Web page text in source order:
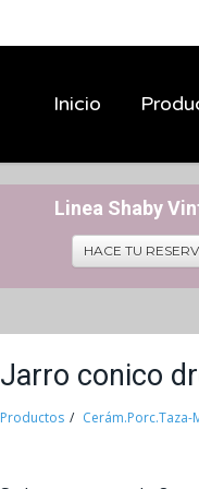
Inicio
Linea Shaby
HACE TU
Jarro conico
Productos Cerám.Porc.Taza-